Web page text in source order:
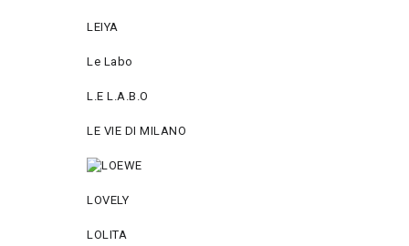
LEIYA
Le Labo
L.Е L.А.B.О
LE VIE DI MILANO
LOVELY
LOLITA